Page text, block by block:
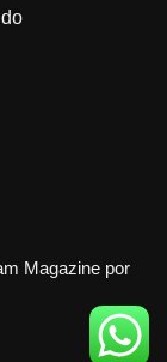
Magazine por